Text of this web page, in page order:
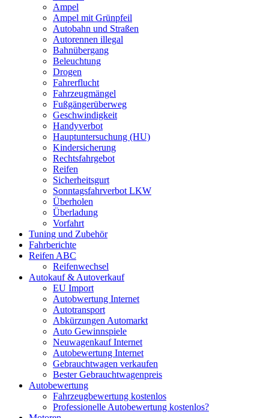
Ampel
Ampel mit Grünpfeil
Autobahn und Straßen
Autorennen illegal
Bahnübergang
Beleuchtung
Drogen
Fahrerflucht
Fahrzeugmängel
Fußgängerüberweg
Geschwindigkeit
Handyverbot
Hauptuntersuchung (HU)
Kindersicherung
Rechtsfahrgebot
Reifen
Sicherheitsgurt
Sonntagsfahrverbot LKW
Überholen
Überladung
Vorfahrt
Tuning und Zubehör
Fahrberichte
Reifen ABC
Reifenwechsel
Autokauf & Autoverkauf
EU Import
Autobwertung Internet
Autotransport
Abkürzungen Automarkt
Auto Gewinnspiele
Neuwagenkauf Internet
Autobewertung Internet
Gebrauchtwagen verkaufen
Bester Gebrauchtwagenpreis
Autobewertung
Fahrzeugbewertung kostenlos
Professionelle Autobewertung kostenlos?